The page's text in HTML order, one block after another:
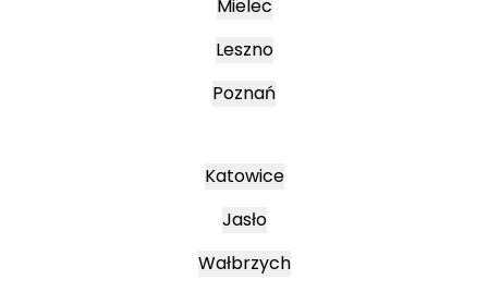
Mielec
Leszno
Poznań
Katowice
Jasło
Wałbrzych